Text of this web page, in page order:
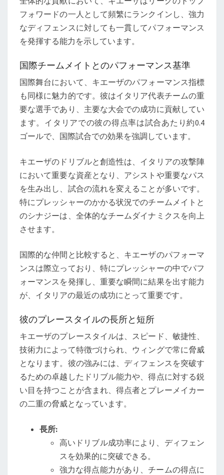
フォワードの一人として頻繁にランクインし、強力
なディフェンスに対しても一貫してパフォーマンス
を発揮する能力を示しています。
国際チームメイトとのパフォーマンス基準
国際舞台において、キエーザのパフォーマンス指標
も同様に魅力的です。彼はイタリア代表チームの重
要な選手であり、主要な大会での成功に貢献してい
ます。イタリアでの彼の得点率は試合あたり約0.4
ゴールで、国際試合での効果を強調しています。
キエーザのドリブルと創造性は、イタリアの攻撃陣
において重要な資産となり、アシストや重要なパス
を生み出し、試合の流れを変えることが多いです。
特にプレッシャーのかかる状況でのチームメイトと
のシナジーは、全体的なチームダイナミクスを向上
させます。
国際的な仲間と比較すると、キエーザのパフォーマ
ンスは際立っており、特にプレッシャーの中でパフ
ォーマンスを発揮し、重要な瞬間に結果を出す能力
が、イタリアの最近の成功にとって重要です。
彼のプレースタイルの長所と短所
キエーザのプレースタイルは、スピード、敏捷性、
技術力によって特徴づけられ、ウィングで常に脅威
となります。彼の強みには、ディフェンスを突破す
るための卓越したドリブル能力や、得点に対する鋭
い目を持つことが含まれ、得点者とプレーメイカー
の二重の脅威となっています。
長所:
高いドリブル成功率により、ディフェン
スを効果的に突破できる。
強力な得点能力があり、チームの得点に